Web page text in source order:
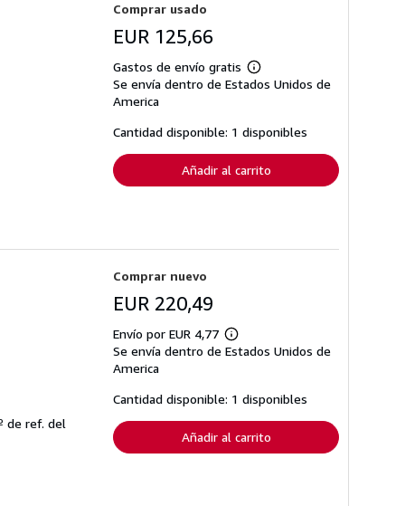
Comprar usado
EUR 125,66
Gastos de envío gratis
Más
información
tarifas
de
envío
Se envía dentro de Estados Unidos de
America
Cantidad disponible: 1 disponibles
Añadir al carrito
de ref. del
Comprar nuevo
EUR 220,49
Envío por EUR 4,77
Más
información
tarifas
de
envío
Se envía dentro de Estados Unidos de
America
Cantidad disponible: 1 disponibles
Añadir al carrito